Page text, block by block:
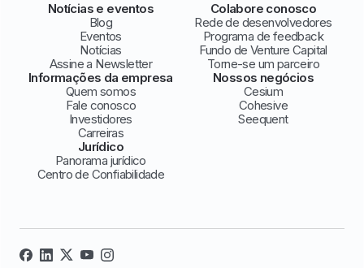
Notícias e eventos
Blog
Eventos
Notícias
Assine a Newsletter
Colabore conosco
Rede de desenvolvedores
Programa de feedback
Fundo de Venture Capital
Torne-se um parceiro
Informações da empresa
Quem somos
Fale conosco
Investidores
Carreiras
Nossos negócios
Cesium
Cohesive
Seequent
Jurídico
Panorama jurídico
Centro de Confiabilidade